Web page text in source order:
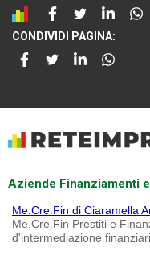
CONDIVIDI PAGINA:
Aziende Finanziamenti
Me.Cre.Fin di Ciaramella
Me.Cre.Fin Prestiti e
d'intermediazione